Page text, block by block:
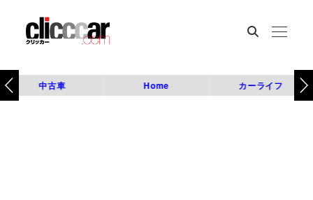
中古車 Home カーライフ